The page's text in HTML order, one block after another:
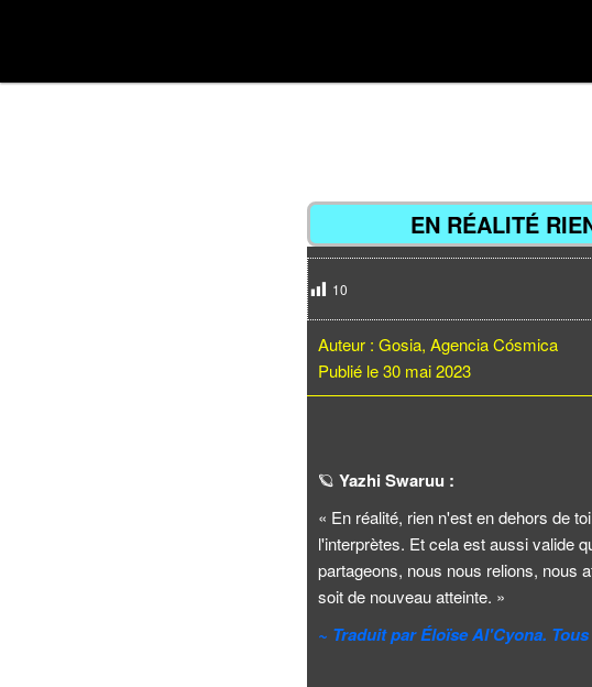
principal
swaruufr
EN RÉALITÉ
10
Auteur : Gosia, Agencia Cósmica
Publié le 30 mai 2023
🪐 Yazhi Swaruu :
« En réalité, rien n'est en dehors de
l'interprètes. Et cela est aussi valide
partageons, nous nous relions, nous
soit de nouveau atteinte. »
~ Traduit par Éloïse Al'Cyona.